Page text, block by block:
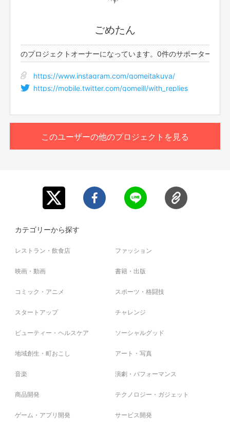
ごめたん
件のプロジェクトオーナーになっています。0件のサポーターと10
https://www.instagram.com/gomeitakuya/
https://mobile.twitter.com/gomeill/with_replies
このユーザーの他のプロジェクトを見る
カテゴリーから探す
レストラン・飲食店 ファッション
映画・動画 書籍・出版
コミック・アニメ スポーツ・格闘技
スタートアップ チャレンジ
ビューティー・ヘルスケア ソーシャルグッド
地域創生・町おこし アート・写真
音楽 演劇・パフォーマンス
商品開発 テクノロジー・ガジェット
ゲーム・アプリ開発 サービス開発